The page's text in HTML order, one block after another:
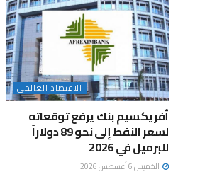
الاقتصاد العالمى
أفريكسيم بنك يرفع توقعاته
لسعر النفط إلى نحو 89 دولاراً
للبرميل في 2026
الخميس 6 أغسطس 2026